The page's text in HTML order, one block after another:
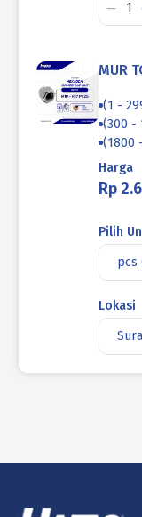
MUR
(1 -
(300 -
(1800
Harga
Rp
Pilih
pcs
Lokasi